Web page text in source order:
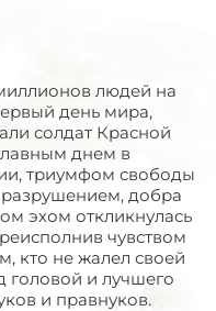
людей на
день мира,
солдат Красной
днем в
триумфом свободы
добра
эхом откликнулась
чувством
кто не жалел своей
и лучшего
и правнуков.